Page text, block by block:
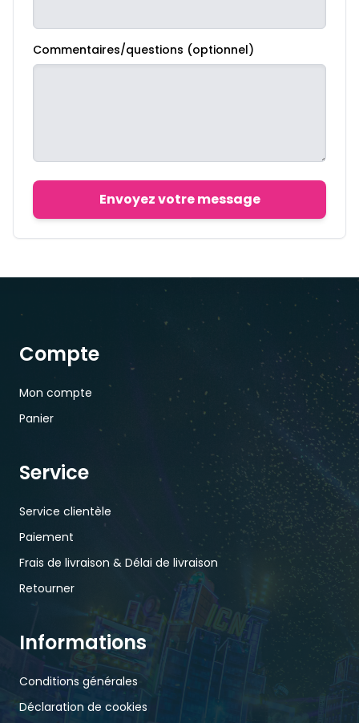
Commentaires/questions (optionnel)
Envoyez votre message
Compte
Mon compte
Panier
Service
Service clientèle
Paiement
Frais de livraison & Délai de livraison
Retourner
Informations
Conditions générales
Déclaration de cookies